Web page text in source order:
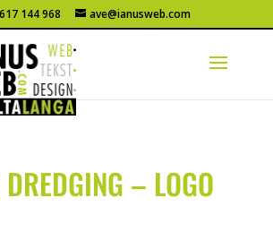
144 968 ave@ianusweb.com
– LOGO